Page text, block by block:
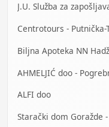
Biljna Apoteka NN
AHMELJIĆ doo -
ALFI doo